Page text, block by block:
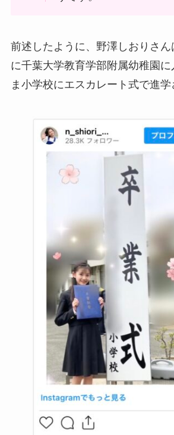
前述したように、野澤しおりさ
に千葉大学教育学部附属幼稚園に
ま小学校にエスカレート式で進学